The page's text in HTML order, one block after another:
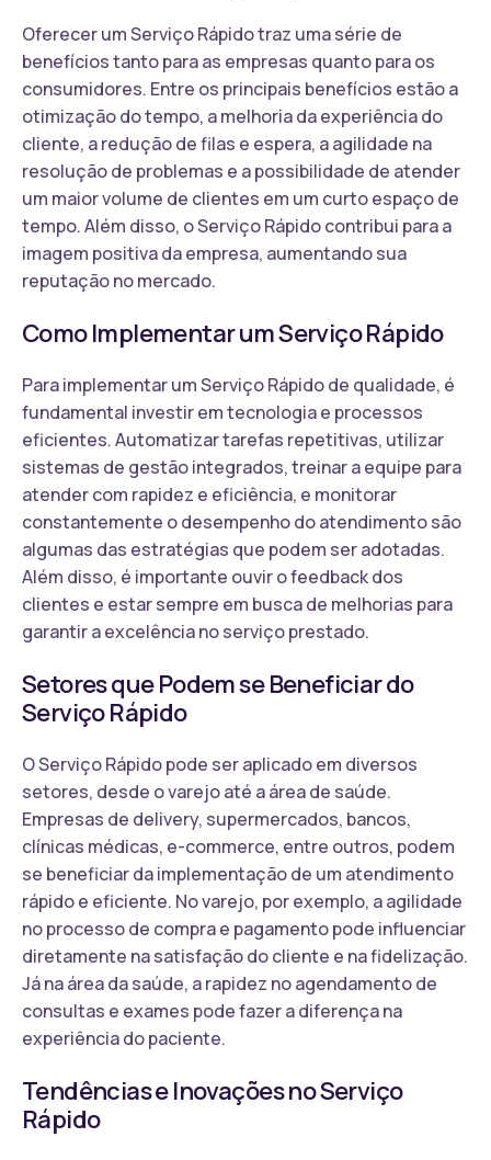
Oferecer um Serviço Rápido traz uma série de
benefícios tanto para as empresas quanto para os
consumidores. Entre os principais benefícios estão a
otimização do tempo, a melhoria da experiência do
cliente, a redução de filas e espera, a agilidade na
resolução de problemas e a possibilidade de atender
um maior volume de clientes em um curto espaço de
tempo. Além disso, o Serviço Rápido contribui para a
imagem positiva da empresa, aumentando sua
reputação no mercado.
Como Implementar um Serviço Rápido
Para implementar um Serviço Rápido de qualidade, é
fundamental investir em tecnologia e processos
eficientes. Automatizar tarefas repetitivas, utilizar
sistemas de gestão integrados, treinar a equipe para
atender com rapidez e eficiência, e monitorar
constantemente o desempenho do atendimento são
algumas das estratégias que podem ser adotadas.
Além disso, é importante ouvir o feedback dos
clientes e estar sempre em busca de melhorias para
garantir a excelência no serviço prestado.
Setores que Podem se Beneficiar do
Serviço Rápido
O Serviço Rápido pode ser aplicado em diversos
setores, desde o varejo até a área de saúde.
Empresas de delivery, supermercados, bancos,
clínicas médicas, e-commerce, entre outros, podem
se beneficiar da implementação de um atendimento
rápido e eficiente. No varejo, por exemplo, a agilidade
no processo de compra e pagamento pode influenciar
diretamente na satisfação do cliente e na fidelização.
Já na área da saúde, a rapidez no agendamento de
consultas e exames pode fazer a diferença na
experiência do paciente.
Tendências e Inovações no Serviço
Rápido